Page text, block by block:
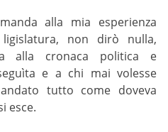
alla mia esperienza
non dirò nulla,
alla cronaca politica e
e a chi mai volesse
tutto come doveva
esce.